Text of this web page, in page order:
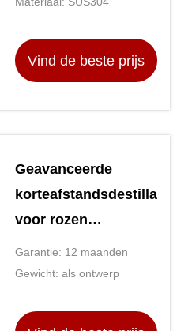
Vind de beste prijs
Geavanceerde
voor rozen
essentiële olie met
een
van 20-200°C
Garantie: 12 maanden
Gewicht: als ontwerp